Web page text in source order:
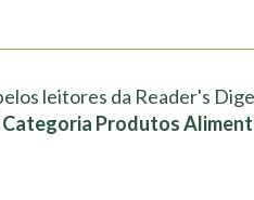
leitores da Reader's
Categoria Produtos